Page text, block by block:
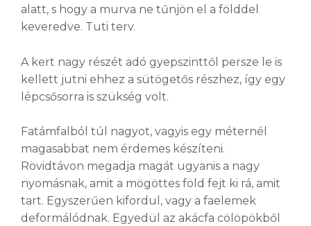
alatt, s hogy a murva ne tűnjön el a földdel
keveredve. Tuti terv.
A kert nagy részét adó gyepszinttől persze le is
kellett jutni ehhez a sütögetős részhez, így egy
lépcsősorra is szükség volt.
Fatámfalból túl nagyot, vagyis egy méternél
magasabbat nem érdemes készíteni.
Rövidtávon megadja magát ugyanis a nagy
nyomásnak, amit a mögöttes föld fejt ki rá, amit
tart. Egyszerűen kifordul, vagy a faelemek
deformálódnak. Egyedül az akácfa cölöpökből